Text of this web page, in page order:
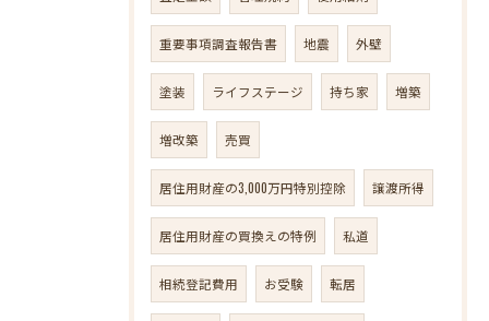
重要事項調査報告書 地震 外壁
塗装 ライフステージ 持ち家 増築
増改築 売買
居住用財産の3,000万円特別控除 譲渡所得
居住用財産の買換えの特例 私道
相続登記費用 お受験 転居